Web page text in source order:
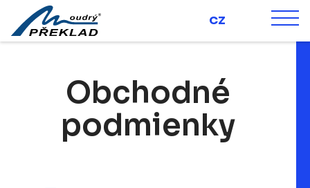
Main Navigation CZ
Obchodné
podmienky